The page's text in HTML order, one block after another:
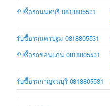
รับซื้อรถนนทบุรี 0818805531
รับซื้อรถนครปฐม 0818805531
รับซื้อรถขอนแก่น 0818805531
รับซื้อรถกาญจนบุรี 0818805531